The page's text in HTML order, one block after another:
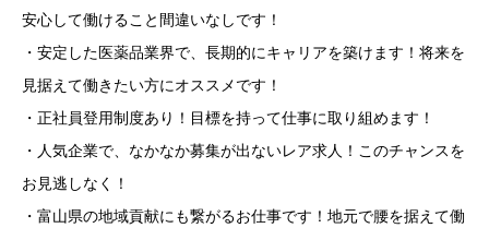
安心して働けること間違いなしです！
・安定した医薬品業界で、長期的にキャリアを築けます！将来を
見据えて働きたい方にオススメです！
・正社員登用制度あり！目標を持って仕事に取り組めます！
・人気企業で、なかなか募集が出ないレア求人！このチャンスを
お見逃しなく！
・富山県の地域貢献にも繋がるお仕事です！地元で腰を据えて働